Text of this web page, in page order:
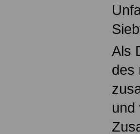
Als
des
und